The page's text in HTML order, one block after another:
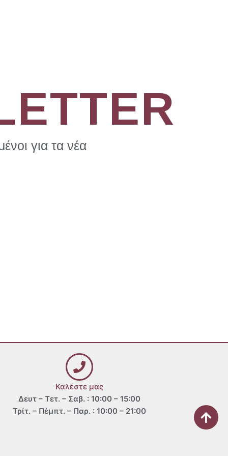
για τα νέα
Καλέστε μας
Δευτ – Τετ. – Σαβ. : 10:00 – 15:00
Τρίτ. – Πέμπτ. – Παρ. : 10:00 – 21:00